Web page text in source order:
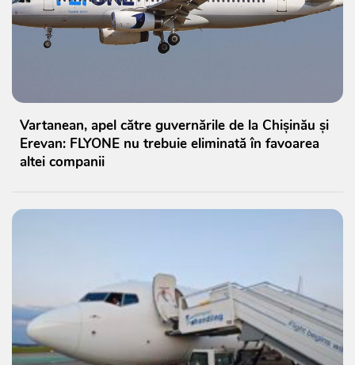
Vartanean, apel către guvernările de la Chișinău și
Erevan: FLYONE nu trebuie eliminată în favoarea
altei companii